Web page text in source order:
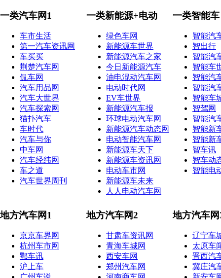
一类汽车网1
车市生活
第一汽车资讯网
车买买
荆楚汽车网
侃车网
汽车用品网
汽车大世界
汽车探索网
猫扑汽车
车时代
汽车与你
中车网
汽车经纬网
车之道
汽车世界周刊
一类新能源+电动
绿色车网
新能源车世界
新能源汽车之家
今日新能源汽车
油电混动汽车网
电动时代网
EV车世界
新能源汽车报
环球电动汽车网
新能源汽车动态网
电动智能汽车网
新能源车天下
新能源车资讯网
电动车市网
新能源车未来
人人电动汽车网
一类智能车
智能汽
智出行
智能汽
智能车
智能汽
智能汽
智能车
智驾网
智能汽
智能新
智能新
智车讯
智车动
智能电
地方汽车网1
京京车界网
杭州车市网
鄂车讯
沪上车
地方汽车网2
甘肃车资讯网
青海车城网
西安车网
郑州汽车网
地方汽车网
辽宁车
太原车
晋西汽
冀庄汽